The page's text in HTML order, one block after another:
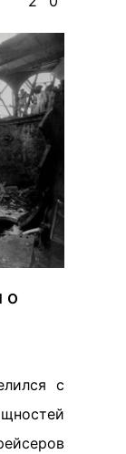
о
с